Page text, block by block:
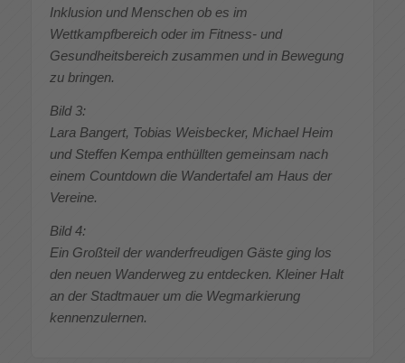
Inklusion und Menschen ob es im
Wettkampfbereich oder im Fitness- und
Gesundheitsbereich zusammen und in Bewegung
zu bringen.
Bild 3:
Lara Bangert, Tobias Weisbecker, Michael Heim
und Steffen Kempa enthüllten gemeinsam nach
einem Countdown die Wandertafel am Haus der
Vereine.
Bild 4:
Ein Großteil der wanderfreudigen Gäste ging los
den neuen Wanderweg zu entdecken. Kleiner Halt
an der Stadtmauer um die Wegmarkierung
kennenzulernen.